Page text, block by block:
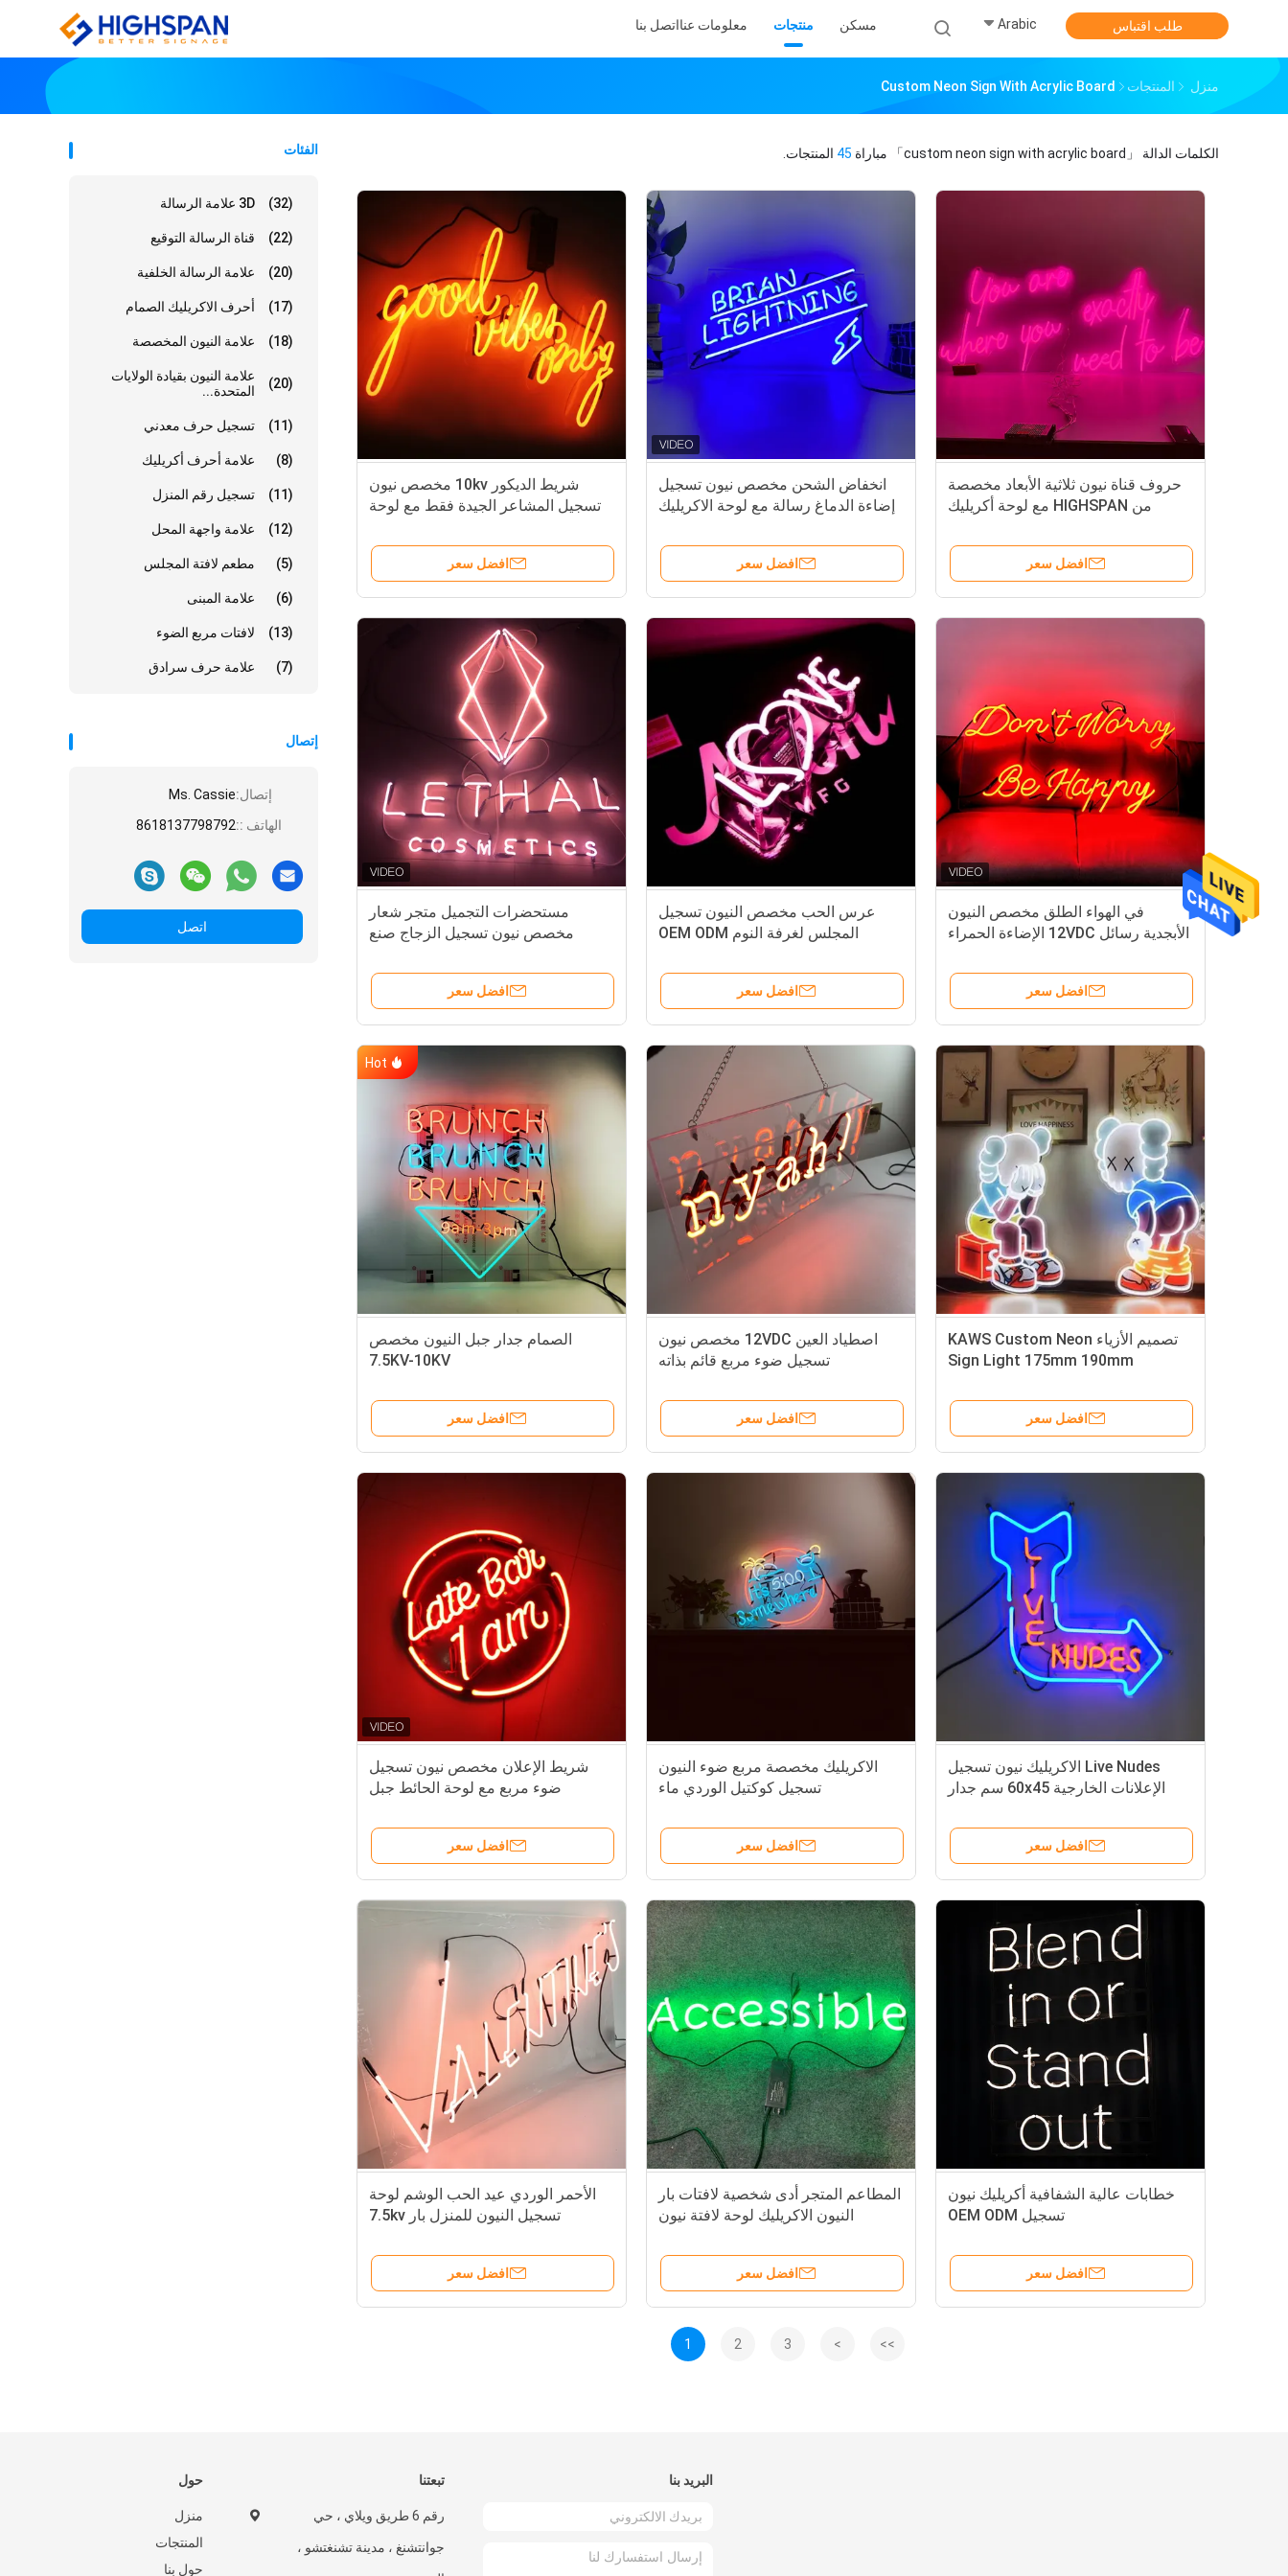
مسكن منتجات معلومات عنااتصل بنا Arabic طلب اقتباس
منزل المنتجات Custom Neon Sign With Acrylic Board
الفئات
3D علامة الرسالة (32)
قناة الرسالة التوقيع (22)
علامة الرسالة الخلفية (20)
أحرف الاكريليك الصمام (17)
علامة النيون المخصصة (18)
علامة النيون بقيادة الولايات
المتحدة...
(20)
تسجيل حرف معدني (11)
علامة أحرف أكريليك (8)
تسجيل رقم المنزل (11)
علامة واجهة المحل (12)
مطعم لافتة المجلس (5)
علامة المبنى (6)
لافتات مربع الضوء (13)
علامة حرف سرادق (7)
إتصال
إتصال:Ms. Cassie
الهاتف ::8618137798792
اتصل
الكلمات الدالة 「custom neon sign with acrylic board」 مباراة 45 المنتجات.
شريط الديكور 10kv مخصص نيون
تسجيل المشاعر الجيدة فقط مع لوحة
افضل سعر
انخفاض الشحن مخصص نيون تسجيل
إضاءة الدماغ رسالة مع لوحة الاكريليك
افضل سعر
حروف قناة نيون ثلاثية الأبعاد مخصصة
من HIGHSPAN مع لوحة أكريليك
افضل سعر
مستحضرات التجميل متجر شعار
مخصص نيون تسجيل الزجاج صنع
افضل سعر
عرس الحب مخصص النيون تسجيل
المجلس لغرفة النوم OEM ODM
افضل سعر
في الهواء الطلق مخصص النيون
الأبجدية رسائل 12VDC الإضاءة الحمراء
افضل سعر
Hot
الصمام جدار جبل النيون مخصص
7.5KV-10KV
افضل سعر
اصطياد العين 12VDC مخصص نيون
تسجيل ضوء مربع قائم بذاته
افضل سعر
تصميم الأزياء KAWS Custom Neon
Sign Light 175mm 190mm
افضل سعر
شريط الإعلان مخصص نيون تسجيل
ضوء مربع مع لوحة الحائط جبل
افضل سعر
الاكريليك مخصصة مربع ضوء النيون
تسجيل كوكتيل الوردي ماء
افضل سعر
Live Nudes الاكريليك نيون تسجيل
الإعلانات الخارجية 60x45 سم جدار
افضل سعر
الأحمر الوردي عيد الحب الوشم لوحة
تسجيل النيون للمنزل بار 7.5kv
افضل سعر
المطاعم المتجر أدى شخصية لافتات بار
النيون الاكريليك لوحة لافتة نيون
افضل سعر
خطابات عالية الشفافية أكريليك نيون
تسجيل OEM ODM
افضل سعر
1 2 3 > >>
حول
منزل
المنتجات
حول بنا
تبعتنا
رقم 6 طريق ويلاي ، حي
جوانتشنغ ، مدينة تشنغتشو ،
البريد بنا